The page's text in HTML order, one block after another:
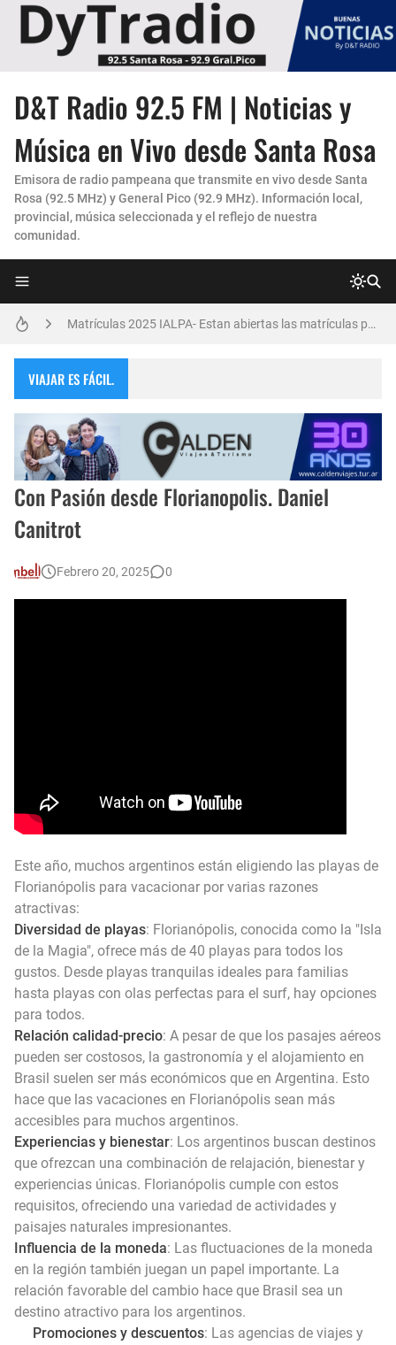
D&T Radio 92.5 FM | Noticias y
Música en Vivo desde Santa Rosa
Emisora de radio pampeana que transmite en vivo desde Santa
Rosa (92.5 MHz) y General Pico (92.9 MHz). Información local,
provincial, música seleccionada y el reflejo de nuestra
comunidad.
La Experiencia "Pampa Adentro" en 4x4:
Un Faro de Cuidado para Nuestros Mayores
Invitación Taller “Padres preparados, hijos con carácter”
Danzas Amanecer sureño en Con Pasión
Vicky Fleck presenta su primer trabajo musical AMENA...
Matrículas 2025 IALPA- Estan abiertas las matrículas para Jardin de Infantes.
VIAJAR ES FÁCIL.
Con Pasión desde Florianopolis. Daniel
Canitrot
Febrero 20, 2025 0
Este año, muchos argentinos están eligiendo las playas de
Florianópolis para vacacionar por varias razones
atractivas:
Diversidad de playas: Florianópolis, conocida como la "Isla
de la Magia", ofrece más de 40 playas para todos los
gustos. Desde playas tranquilas ideales para familias
hasta playas con olas perfectas para el surf, hay opciones
para todos.
Relación calidad-precio: A pesar de que los pasajes aéreos
pueden ser costosos, la gastronomía y el alojamiento en
Brasil suelen ser más económicos que en Argentina. Esto
hace que las vacaciones en Florianópolis sean más
accesibles para muchos argentinos.
Experiencias y bienestar: Los argentinos buscan destinos
que ofrezcan una combinación de relajación, bienestar y
experiencias únicas. Florianópolis cumple con estos
requisitos, ofreciendo una variedad de actividades y
paisajes naturales impresionantes.
Influencia de la moneda: Las fluctuaciones de la moneda
en la región también juegan un papel importante. La
relación favorable del cambio hace que Brasil sea un
destino atractivo para los argentinos.
Promociones y descuentos: Las agencias de viajes y